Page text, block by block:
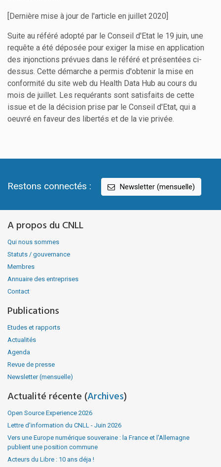
[Dernière mise à jour de l'article en juillet 2020]
Suite au référé adopté par le Conseil d'Etat le 19 juin, une
requête a été déposée pour exiger la mise en application
des injonctions prévues dans le référé et présentées ci-
dessus. Cette démarche a permis d'obtenir la mise en
conformité du site web du Health Data Hub au cours du
mois de juillet. Les requérants sont satisfaits de cette
issue et de la décision prise par le Conseil d'Etat, qui a
oeuvré en faveur des libertés et de la vie privée.
Restons connectés : Newsletter (mensuelle)
A propos du CNLL
Qui nous sommes
Statuts / gouvernance
Membres
Annuaire des entreprises
Contact
Publications
Etudes et rapports
Actualités
Agenda
Revue de presse
Newsletter (mensuelle)
Actualité récente (Archives)
Open Source Experience 2026
Lettre d'information du CNLL - Juin 2026
Vers une Europe numérique souveraine : la France et l'Allemagne
publient une position commune
Acteurs du Libre : 10 ans déja !